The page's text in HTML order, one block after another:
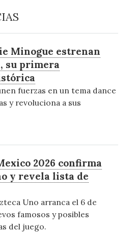
Minogue estrenan
su primera
fuerzas en un tema dance
y revoluciona a sus
2026 confirma
y revela lista de
Uno arranca el 6 de
famosos y posibles
del juego.